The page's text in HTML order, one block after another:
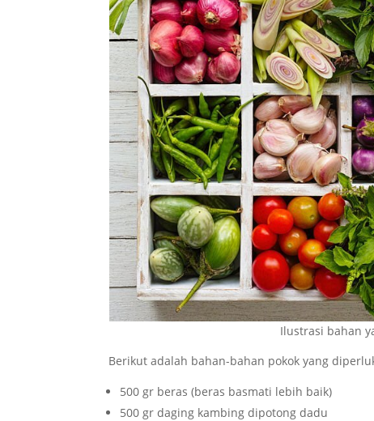
Ilustrasi bahan
Berikut adalah bahan-bahan pokok yang
500 gr beras (beras basmati lebih baik)
500 gr daging kambing dipotong dadu